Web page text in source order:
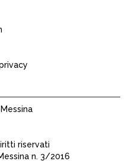
riservati
n. 3/2016